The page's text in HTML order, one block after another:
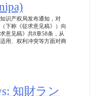
识产权局发布通知，对
下称《征求意见稿》）向
见稿》共8章58条，从
用、权利冲突等方面对商
知財ラン